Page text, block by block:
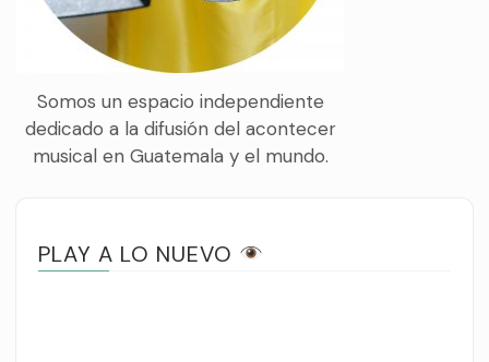
Somos un espacio independiente
dedicado a la difusión del acontecer
musical en Guatemala y el mundo.
PLAY A LO NUEVO